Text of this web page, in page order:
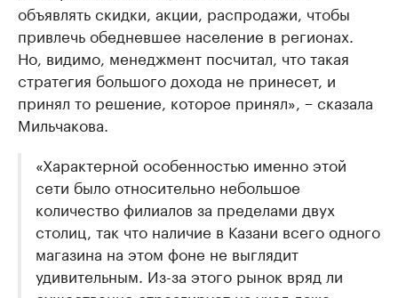
объявлять скидки, акции, распродажи, чтобы
привлечь обедневшее население в регионах.
Но, видимо, менеджмент посчитал, что такая
стратегия большого дохода не принесет, и
принял то решение, которое принял», − сказала
Мильчакова.
«Характерной особенностью именно этой
сети было относительно небольшое
количество филиалов за пределами двух
столиц, так что наличие в Казани всего одного
магазина на этом фоне не выглядит
удивительным. Из-за этого рынок вряд ли